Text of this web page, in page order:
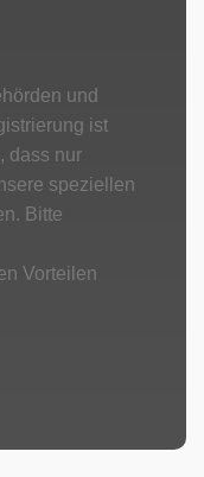
und
ist
dass nur
speziellen
Bitte
Vorteilen